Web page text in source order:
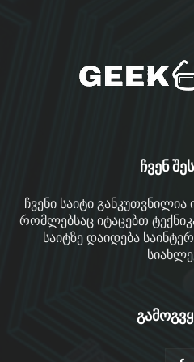
ჩვენ
ჩვენი საიტი განკუთვნილია
რომლებსაც იტაცებთ
საიტზე დაიდება